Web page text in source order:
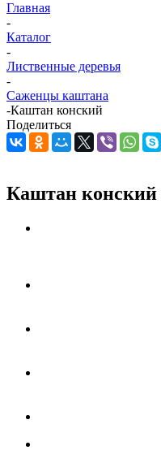
Главная
-
Каталог
-
Лиственные деревья
-
Саженцы каштана
-Каштан конский
Поделиться
Каштан конский